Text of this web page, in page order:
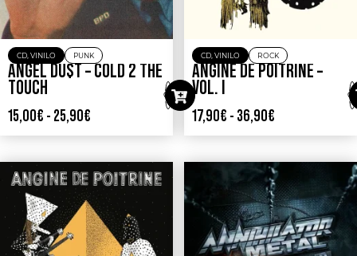
CD, VINILO PUNK
ANGEL DU$T – COLD 2 THE
TOUCH
15,00€ - 25,90€
CD, VINILO ROCK
ANGINE DE POITRINE –
VOL. I
17,90€ - 36,90€